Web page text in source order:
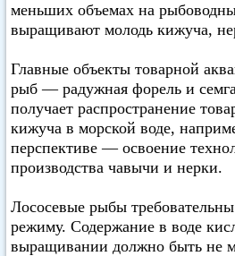
меньших объемах на
выращивают молодь кижуча,
Главные объекты товарной
рыб — радужная форель и
получает распространение
кижуча в морской воде,
перспективе — освоение
производства чавычи и нерки.
Лососевые рыбы
режиму. Содержание в воде
выращивании должно быть не